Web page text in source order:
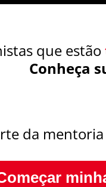
que estão
Conheça
da